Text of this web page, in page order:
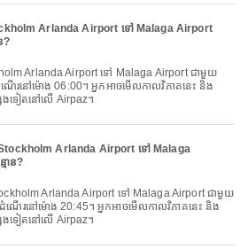
Arlanda Airport ទៅ Malaga Airport
?
រនៅម៉ោង 06:00។ អ្នកអាចមើលកាលវិភាគនេះ និង
ងទៀតនៅលើ Airpaz។
Arlanda Airport ទៅ Malaga
ាន?
ើរនៅម៉ោង 20:45។ អ្នកអាចមើលកាលវិភាគនេះ និង
ងទៀតនៅលើ Airpaz។